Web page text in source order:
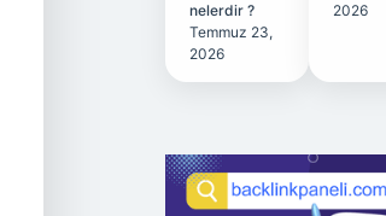
nelerdir ?
Temmuz 23,
2026
2026